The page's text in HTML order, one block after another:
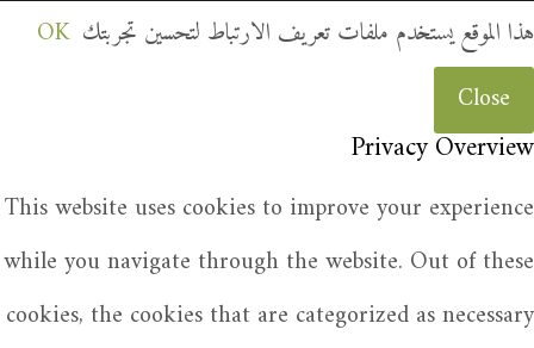
هذا الموقع يستخدم ملفات تعريف الارتباط لتحسين تجربتك OK
Close
Privacy Overview
This website uses cookies to improve your experience
while you navigate through the website. Out of these
cookies, the cookies that are categorized as necessary